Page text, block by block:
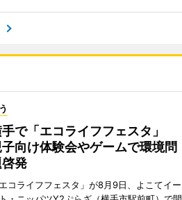
で「エコライフフェスタ」
子向け体験会やゲームで環境問
発
エコライフフェスタ」が8月9日、よこてイー